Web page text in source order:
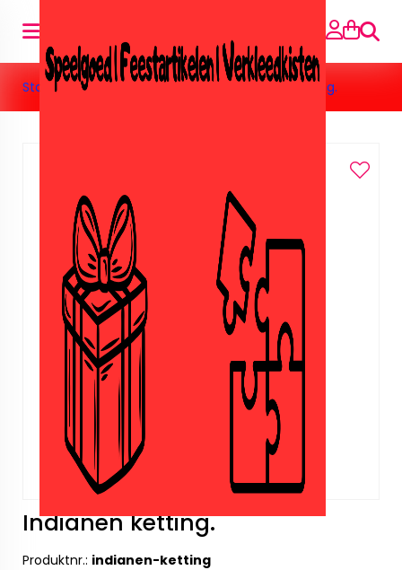
Suche
Startseite» Speelgoed»Indiaan » Indianen ketting.
Indianen ketting.
Produktnr.: indianen-ketting